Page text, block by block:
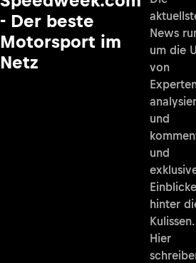
- Der beste
Motorsport im
Netz
News
um die
von
und
und
Einblicke
hinter
Kulissen.
Hier